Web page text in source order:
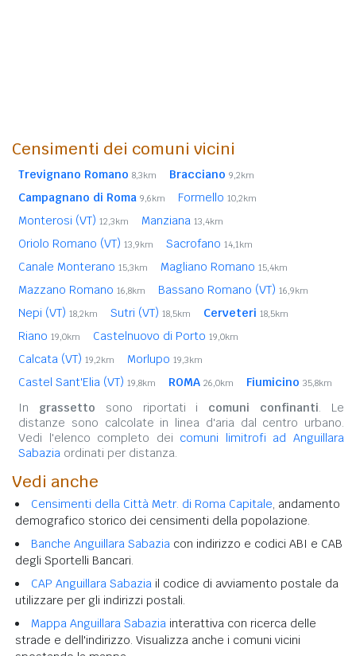
Censimenti dei comuni vicini
Trevignano Romano 8,3km Bracciano 9,2km
Campagnano di Roma 9,6km Formello 10,2km
Monterosi (VT) 12,3km Manziana 13,4km
Oriolo Romano (VT) 13,9km Sacrofano 14,1km
Canale Monterano 15,3km Magliano Romano 15,4km
Mazzano Romano 16,8km Bassano Romano (VT) 16,9km
Nepi (VT) 18,2km Sutri (VT) 18,5km Cerveteri 18,5km
Riano 19,0km Castelnuovo di Porto 19,0km
Calcata (VT) 19,2km Morlupo 19,3km
Castel Sant'Elia (VT) 19,8km ROMA 26,0km Fiumicino 35,8km
In grassetto sono riportati i comuni confinanti. Le
distanze sono calcolate in linea d'aria dal centro urbano.
Vedi l'elenco completo dei comuni limitrofi ad Anguillara
Sabazia ordinati per distanza.
Vedi anche
Censimenti della Città Metr. di Roma Capitale, andamento
demografico storico dei censimenti della popolazione.
Banche Anguillara Sabazia con indirizzo e codici ABI e CAB
degli Sportelli Bancari.
CAP Anguillara Sabazia il codice di avviamento postale da
utilizzare per gli indirizzi postali.
Mappa Anguillara Sabazia interattiva con ricerca delle
strade e dell'indirizzo. Visualizza anche i comuni vicini